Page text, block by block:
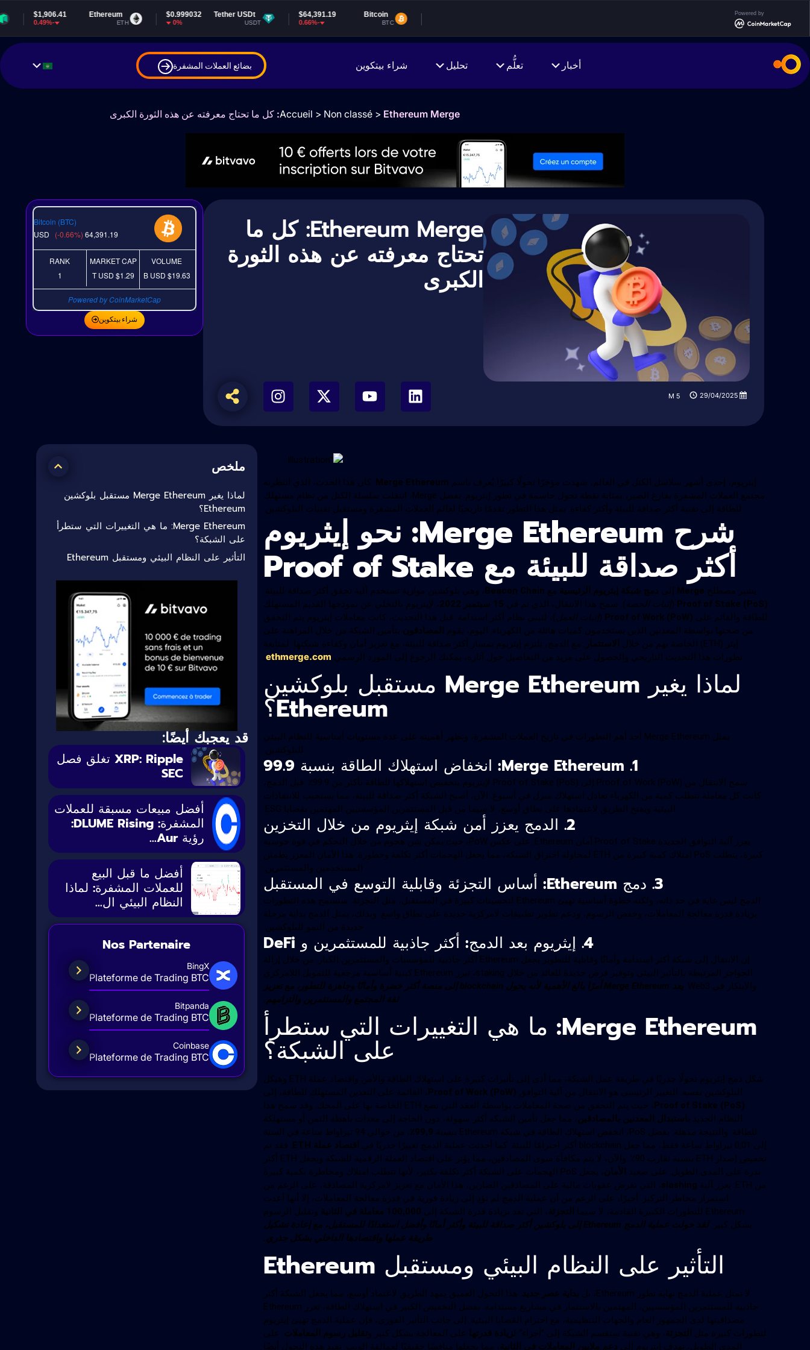
Powered by
Bitcoin
$64,391.19
BTC
-0.66%
Tether USDt
$0.999032
0%
Ethereum
ETH
أخبار تعلُّم تحليل شراء بيتكوين بضائع العملات المشفرة
Accueil > Non classé > Ethereum Merge: كل ما تحتاج معرفته عن هذه الثورة الكبرى
Ethereum Merge: كل ما
تحتاج معرفته عن هذه الثورة
الكبرى
29/04/2025
5
M
Bitcoin (BTC)
64,391.19
USD (-0.66%)
RANK
1
MARKET CAP
$1.29 T
USD
VOLUME
$19.63 B
USD
Powered by CoinMarketCap
شراء بيتكوين
إيثريوم، إحدى أشهر سلاسل الكتل في العالم، شهدت مؤخرًا تحولًا كبيرًا يُعرف باسم Merge Ethereum. كان هذا الحدث، الذي انتظرته
مجتمع العملات المشفرة بفارغ الصبر، بمثابة نقطة تحول حاسمة في تطور إيثريوم. بفضل Merge، انتقلت سلسلة الكتل من نظام مستهلك
للطاقة إلى تقنية أكثر صداقة للبيئة وأكثر كفاءة. يمثل هذا التطور تقدمًا تاريخيًا لعالم العملات المشفرة ومستقبل تقنيات البلوكشين.
شرح Merge Ethereum: نحو إيثريوم
أكثر صداقة للبيئة مع Proof of Stake
يشير مصطلح Merge إلى دمج شبكة إيثريوم الرئيسية مع Beacon Chain، وهي بلوكشين موازية تستخدم آلية تحقق أكثر صداقة للبيئة:
Proof of Stake (PoS)
(إثبات الحصة). سمح هذا الانتقال، الذي تم في 15 سبتمبر 2022
، لإيثريوم بالتخلي عن نموذجها القديم المستهلك
للطاقة والقائم على Proof of Work (PoW)
(إثبات العمل)، لتبني نظام أكثر استدامة. قبل هذا التحديث، كانت معاملات إيثريوم يتم التحقق
من صحتها بواسطة المعدنين الذين يستخدمون كميات هائلة من الكهرباء. اليوم، يقوم المصادقون بتأمين الشبكة من خلال المراهنة على
إيثر (ETH) الخاصة بهم من خلال
الاستثمار . مع الدمج، تلتزم إيثريوم بمسار أكثر صداقة للبيئة، مع تعزيز أمان وكفاءة شبكتها. لمتابعة
تطورات هذا التحديث التاريخي والحصول على مزيد من التفاصيل حول آثاره، يمكنك الرجوع إلى المورد الرسمي ethmerge.com
.
لماذا يغير Merge Ethereum مستقبل بلوكشين
Ethereum؟
يمثل Merge Ethereum أحد أهم التطورات في تاريخ العملات المشفرة، وتظهر أهميته على عدة مستويات أساسية للنظام البيئي
للبلوكشين.
1. Merge Ethereum: انخفاض استهلاك الطاقة بنسبة 99.9
سمح الانتقال من Proof of Work (PoW) إلى Proof of Stake (PoS) لإيثريوم بتخفيض استهلاكها للطاقة بأكثر من 99.9٪. قبل الدمج،
كانت كل معاملة تتطلب كمية من الكهرباء تعادل استهلاك منزل في أسبوع. الآن، أصبح الشبكة أكثر صداقة للبيئة، مما يستجيب للانتقادات
البيئية ويفتح الطريق لاعتمادها على نطاق أوسع، لا سيما من قبل المستثمرين المؤسسيين المهتمين بقضايا ESG.
2. الدمج يعزز أمن شبكة إيثريوم من خلال التخزين
يعزز آلية التوافق الجديدة Proof of Stake أمان Ethereum. على عكس PoW، حيث يمكن شن هجوم من خلال التحكم في قوة حوسبة
كبيرة، يتطلب PoS امتلاك كمية كبيرة من ETH لمحاولة اختراق الشبكة، مما يجعل الهجمات أكثر تكلفة وخطورة. هذا الأمان المعزز يطمئن
المستخدمين والمستثمرين.
3. دمج Ethereum: أساس التجزئة وقابلية التوسع في المستقبل
الدمج ليس غاية في حد ذاته، ولكنه خطوة أساسية تهيئ Ethereum لتحسينات كبيرة في المستقبل، مثل التجزئة. ستسمح هذه التطورات
بزيادة قدرة معالجة المعاملات، وخفض الرسوم، ودعم تطوير تطبيقات لامركزية جديدة على نطاق واسع. وبذلك، يمثل الدمج بداية مرحلة
جديدة من النمو للبلوكشين.
4. إيثريوم بعد الدمج: أكثر جاذبية للمستثمرين و DeFi
إن الانتقال إلى شبكة أكثر استدامة وأمانًا وقابلية للتطوير يجعل Ethereum أكثر جاذبية للمؤسسات والمستثمرين الكبار. من خلال إزالة
الحواجز المرتبطة بالتأثير البيئي وتوفير فرص جديدة للعائد من خلال staking، تبرز Ethereum كبنية أساسية مرجعية للتمويل اللامركزي
والابتكار في Web3.
يعد Merge Ethereum أمرًا بالغ الأهمية لأنه يحول blockchain إلى منصة أكثر خضرة وأمانًا وجاهزة للتطور، مع تعزيز
ثقة المجتمع والمستثمرين والتزامهم.
Merge Ethereum: ما هي التغييرات التي ستطرأ
على الشبكة؟
شكل دمج إيثريوم تحولًا جذريًا في طريقة عمل الشبكة، مما أدى إلى تأثيرات كبيرة على استهلاك الطاقة والأمن واقتصاد عملة ETH وهيكل
البلوكشين نفسه. التغيير الرئيسي هو الانتقال من آلية التوافق Proof of Work (PoW)، القائمة على التعدين المستهلك للطاقة، إلى
Proof of Stake (PoS)
، حيث يتم التحقق من صحة المعاملات بواسطة العقد التي تضع ETH الخاصة بها على المحك. وقد سمح هذا
النظام الجديد باستبدال المعدنين بالمصادقين، مما جعل تأمين الشبكة أكثر سهولة، دون الحاجة إلى معدات باهظة الثمن أو مستهلكة
للطاقة. والنتيجة مذهلة: بفضل PoS، انخفض استهلاك الطاقة في شبكة Ethereum بنسبة
99,9٪
، من حوالي 94 تيراواط ساعة في السنة
إلى 0,01 تيراواط ساعة فقط، مما جعل blockchain أكثر احترامًا للبيئة. كما أحدثت عملية الدمج تغييرًا جذريًا في
اقتصاد عملة ETH
. فقد تم
تخفيض إصدار ETH بنسبة تقارب 90٪. والآن، لا يتم مكافأة سوى المصادقين، مما يؤثر على اقتصاد العملة الرقمية للشبكة ويجعل ETH أكثر
ندرة على المدى الطويل. على صعيد
الأمان
، يجعل PoS الهجمات على الشبكة أكثر تكلفة بكثير، لأنها تتطلب امتلاك ومخاطرة بكمية كبيرة
من ETH. يعزز آلية
slashing، التي تفرض عقوبات مالية على المصادقين الضارين، هذا الأمان مع تعزيز لامركزية المصادقة، على الرغم من
استمرار مخاطر التركيز. أخيرًا، على الرغم من أن عملية الدمج لم تؤدِ إلى زيادة فورية في قدرة معالجة المعاملات، إلا أنها أعدت
Ethereum للتطورات الكبيرة القادمة، لا سيما
التجزئة، التي تعد بزيادة قدرة الشبكة إلى 100,000 معاملة في الثانية
وتقليل الرسوم
بشكل كبير.
لقد حولت عملية الدمج Ethereum إلى بلوكشين أكثر صداقة للبيئة وأكثر أمانًا وأفضل استعدادًا للمستقبل، مع إعادة تشكيل
طريقة عملها واقتصادها الداخلي بشكل جذري.
التأثير على النظام البيئي ومستقبل Ethereum
لا تمثل عملية الدمج نهاية تطور Ethereum، بل بداية عصر جديد. هذا التحول العميق يمهد الطريق لاعتماد أوسع، مما يجعل الشبكة أكثر
جاذبية للمستثمرين المؤسسيين، المهتمين بالاستثمار في مشاريع مستدامة. بفضل التخفيض الكبير في استهلاك الطاقة، تعزز Ethereum
مصداقيتها لدى الجمهور العام والجهات التنظيمية، مع احترام القضايا البيئية. إلى جانب التأثير الفوري، فإن عملية الدمج تهيئ إيثريوم
لتطورات كبيرة مثل التجزئة، وهي تقنية ستقسم الشبكة إلى ”أجزاء“ لزيادة قدرتها على المعالجة بشكل كبير وتقليل رسوم المعاملات. على
المدى الطويل، تهدف إيثريوم إلى دعم ملايين المعاملات في الثانية، مما يجعلها منافسًا حقيقيًا لعمالقة الويب. تفيد هذه التحول أيضًا
ملخص
لماذا يغير Merge Ethereum مستقبل بلوكشين
Ethereum؟
Merge Ethereum: ما هي التغييرات التي ستطرأ
على الشبكة؟
التأثير على النظام البيئي ومستقبل Ethereum
قد يعجبك أيضًا:
XRP: Ripple تغلق فصل
SEC
أفضل مبيعات مسبقة للعملات
المشفرة: DLUME Rising:
رؤية Aur...
أفضل ما قبل البيع
للعملات المشفرة: لماذا
النظام البيئي ال...
Nos Partenaire
BingX
Plateforme de Trading BTC
Bitpanda
Plateforme de Trading BTC
Coinbase
Plateforme de Trading BTC